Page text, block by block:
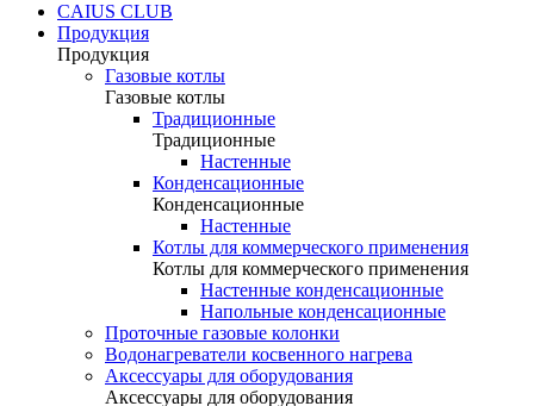
CAIUS CLUB
Продукция
Продукция
Газовые котлы
Газовые котлы
Традиционные
Традиционные
Настенные
Конденсационные
Конденсационные
Настенные
Котлы для коммерческого применения
Котлы для коммерческого применения
Настенные конденсационные
Напольные конденсационные
Проточные газовые колонки
Водонагреватели косвенного нагрева
Аксессуары для оборудования
Аксессуары для оборудования